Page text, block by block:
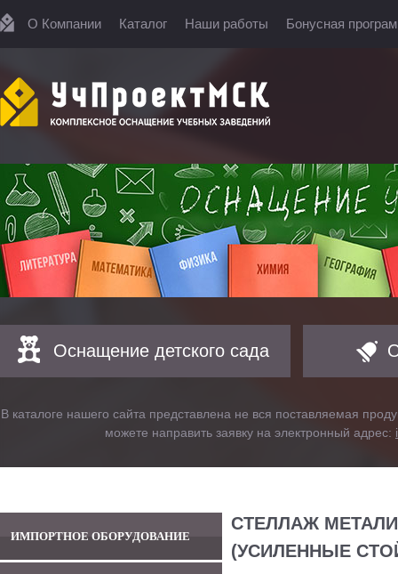
О Компании Каталог Наши работы Бонусная
Оснащение детского сада
В каталоге нашего сайта представлена не вся поставляемая
можете направить заявку на электронный адрес:
ИМПОРТНОЕ ОБОРУДОВАНИЕ
СТЕЛЛАЖ
(УСИЛЕННЫЕ